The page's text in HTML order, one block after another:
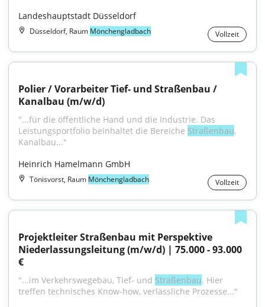
Landeshauptstadt Düsseldorf
Düsseldorf, Raum Mönchengladbach Vollzeit
Polier / Vorarbeiter Tief- und Straßenbau /
Kanalbau (m/w/d)
"...für die öffentliche Hand und die Industrie. Das
Leistungsportfolio beinhaltet die Bereiche Straßenbau,
Kanalbau..."
Heinrich Hamelmann GmbH
Tönisvorst, Raum Mönchengladbach Vollzeit
Projektleiter Straßenbau mit Perspektive
Niederlassungsleitung (m/w/d) | 75.000 - 93.000
€
"...im Verkehrswegebau, Tief- und Straßenbau. Hier
treffen technisches Know-how, verlässliche Prozesse..."